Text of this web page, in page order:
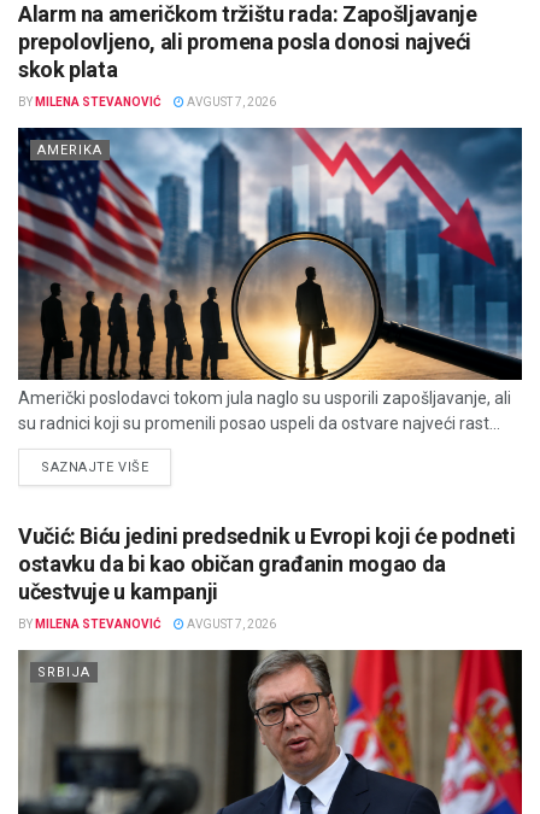
Alarm na američkom tržištu rada: Zapošljavanje
prepolovljeno, ali promena posla donosi najveći
skok plata
BY MILENA STEVANOVIĆ AVGUST 7, 2026
AMERIKA
Američki poslodavci tokom jula naglo su usporili zapošljavanje, ali
su radnici koji su promenili posao uspeli da ostvare najveći rast...
SAZNAJTE VIŠEDETAILS
Vučić: Biću jedini predsednik u Evropi koji će podneti
ostavku da bi kao običan građanin mogao da
učestvuje u kampanji
BY MILENA STEVANOVIĆ AVGUST 7, 2026
SRBIJA